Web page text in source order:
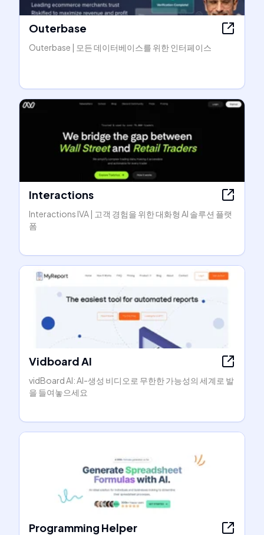
Outerbase
Outerbase | 모든 데이터베이스를 위한 인터페이스
Interactions
Interactions IVA | 고객 경험을 위한 대화형 AI 솔루션 플랫
폼
Vidboard AI
vidBoard AI: AI-생성 비디오로 무한한 가능성의 세계로 발
을 들여놓으세요
Programming Helper